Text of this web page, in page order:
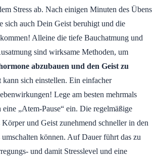
Stress ab. Nach einigen Minuten des Übens
sich auch Dein Geist beruhigt und die
Alleine die tiefe Bauchatmung und
sind wirksame Methoden, um
abzubauen und den Geist zu
sich einstellen. Ein einfacher
Lege am besten mehrmals
„Atem-Pause“ ein. Die regelmäßige
und Geist zunehmend schneller in den
umschalten können. Auf Dauer führt das zu
und damit Stresslevel und eine